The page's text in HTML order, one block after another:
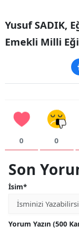
Yusuf SADIK,
Emekli Milli
0 0
Son
İsim*
Yorum Yazın (500